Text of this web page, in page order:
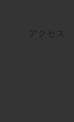
アクセス